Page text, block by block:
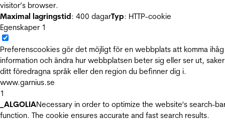
visitor’s browser.
Maximal lagringstid: 400 dagarTyp: HTTP-cookie
Egenskaper 1
Preferenscookies gör det möjligt för en webbplats att komma ihåg
information och ändra hur webbplatsen beter sig eller ser ut,
ditt föredragna språk eller den region du befinner dig i.
www.garnius.se
1
_ALGOLIANecessary in order to optimize the website's search-
function. The cookie ensures accurate and fast search results.